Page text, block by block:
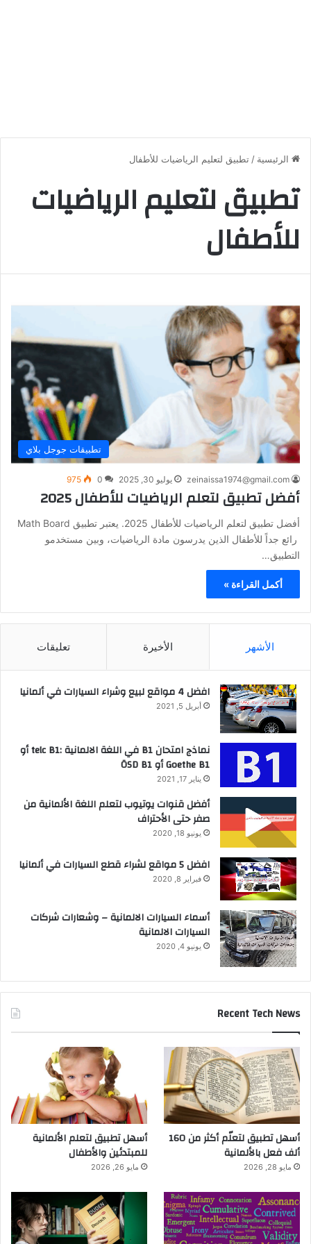
الرئيسية / تطبيق لتعليم الرياضيات للأطفال
تطبيق لتعليم الرياضيات
للأطفال
تطبيقات جوجل بلاي
zeinaissa1974@gmail.com يوليو 30, 2025 0
975
أفضل تطبيق لتعلم الرياضيات للأطفال 2025
أفضل تطبيق لتعلم الرياضيات للأطفال 2025. يعتبر تطبيق Math Board
رائع جداً للأطفال الذين يدرسون مادة الرياضيات، وبين مستخدمو
التطبيق…
أكمل القراءة »
الأشهر الأخيرة تعليقات
افضل 4 مواقع لبيع وشراء السيارات في ألمانيا
أبريل 5, 2021
نماذج امتحان B1 في اللغة الالمانية :telc B1 أو
Goethe B1 أو ÖSD B1
يناير 17, 2021
أفضل قنوات يوتيوب لتعلم اللغة الألمانية من
صفر حتى الأحتراف
يونيو 18, 2020
افضل 5 مواقع لشراء قطع السيارات في ألمانيا
فبراير 8, 2020
أسماء السيارات الالمانية – وشعارات شركات
السيارات الالمانية
يونيو 4, 2020
Recent Tech News
أسهل تطبيق لتعلّم أكثر من 160
ألف فعل بالألمانية
مايو 28, 2026
أسهل تطبيق لتعلم الألمانية
للمبتدئين والأطفال
مايو 26, 2026